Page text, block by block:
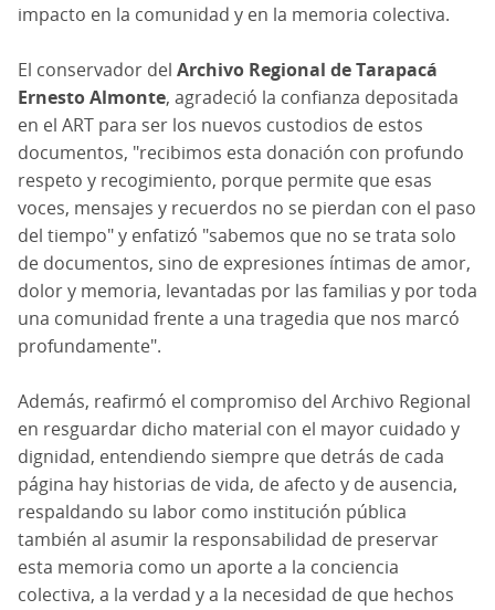
impacto en la comunidad y en la memoria colectiva.
El conservador del Archivo Regional de Tarapacá
Ernesto Almonte, agradeció la confianza depositada
en el ART para ser los nuevos custodios de estos
documentos, "recibimos esta donación con profundo
respeto y recogimiento, porque permite que esas
voces, mensajes y recuerdos no se pierdan con el paso
del tiempo" y enfatizó "sabemos que no se trata solo
de documentos, sino de expresiones íntimas de amor,
dolor y memoria, levantadas por las familias y por toda
una comunidad frente a una tragedia que nos marcó
profundamente".
Además, reafirmó el compromiso del Archivo Regional
en resguardar dicho material con el mayor cuidado y
dignidad, entendiendo siempre que detrás de cada
página hay historias de vida, de afecto y de ausencia,
respaldando su labor como institución pública
también al asumir la responsabilidad de preservar
esta memoria como un aporte a la conciencia
colectiva, a la verdad y a la necesidad de que hechos